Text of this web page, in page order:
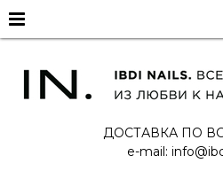
ДОСТАВКА ПО
e-mail: